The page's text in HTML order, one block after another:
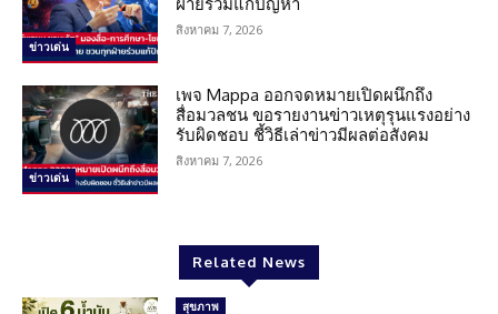
ข่าวเด่น
สิงหาคม 7, 2026
ข่าวเด่น
เพจ Mappa ออกจดหมายเปิดผนึกถึง
สื่อมวลชน ขอรายงานข่าวเหตุรุนแรงอย่าง
รับผิดชอบ ชี้วิธีเล่าข่าวมีผลต่อสังคม
สิงหาคม 7, 2026
Related News
สุขภาพ